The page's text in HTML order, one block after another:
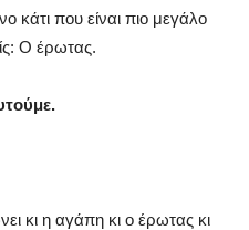
κάτι που είναι πιο μεγάλο
Ο έρωτας.
κι η αγάπη κι ο έρωτας κι